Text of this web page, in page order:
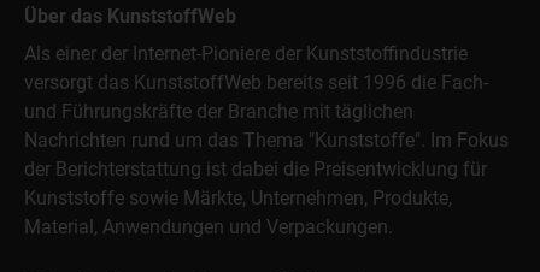
Über das KunststoffWeb
Als einer der Internet-Pioniere der Kunststoffindustrie
versorgt das KunststoffWeb bereits seit 1996 die Fach-
und Führungskräfte der Branche mit täglichen
Nachrichten rund um das Thema "Kunststoffe". Im Fokus
der Berichterstattung ist dabei die Preisentwicklung für
Kunststoffe sowie Märkte, Unternehmen, Produkte,
Material, Anwendungen und Verpackungen.